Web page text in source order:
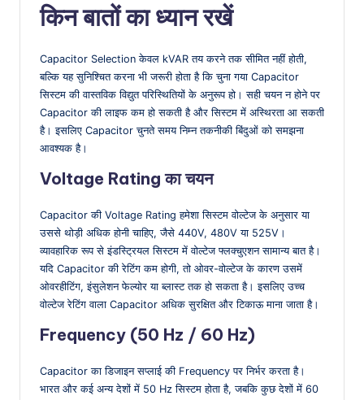
किन बातों का ध्यान रखें
Capacitor Selection केवल kVAR तय करने तक सीमित नहीं होती,
बल्कि यह सुनिश्चित करना भी जरूरी होता है कि चुना गया Capacitor
सिस्टम की वास्तविक विद्युत परिस्थितियों के अनुरूप हो। सही चयन न होने पर
Capacitor की लाइफ कम हो सकती है और सिस्टम में अस्थिरता आ सकती
है। इसलिए Capacitor चुनते समय निम्न तकनीकी बिंदुओं को समझना
आवश्यक है।
Voltage Rating का चयन
Capacitor की Voltage Rating हमेशा सिस्टम वोल्टेज के अनुसार या
उससे थोड़ी अधिक होनी चाहिए, जैसे 440V, 480V या 525V।
व्यावहारिक रूप से इंडस्ट्रियल सिस्टम में वोल्टेज फ्लक्चुएशन सामान्य बात है।
यदि Capacitor की रेटिंग कम होगी, तो ओवर-वोल्टेज के कारण उसमें
ओवरहीटिंग, इंसुलेशन फेल्योर या ब्लास्ट तक हो सकता है। इसलिए उच्च
वोल्टेज रेटिंग वाला Capacitor अधिक सुरक्षित और टिकाऊ माना जाता है।
Frequency (50 Hz / 60 Hz)
Capacitor का डिजाइन सप्लाई की Frequency पर निर्भर करता है।
भारत और कई अन्य देशों में 50 Hz सिस्टम होता है, जबकि कुछ देशों में 60